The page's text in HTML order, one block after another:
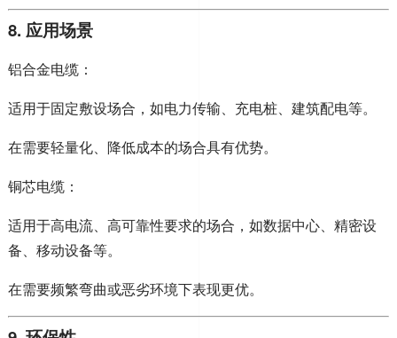
8. 应用场景
铝合金电缆：
适用于固定敷设场合，如电力传输、充电桩、建筑配电等。
在需要轻量化、降低成本的场合具有优势。
铜芯电缆：
适用于高电流、高可靠性要求的场合，如数据中心、精密设
备、移动设备等。
在需要频繁弯曲或恶劣环境下表现更优。